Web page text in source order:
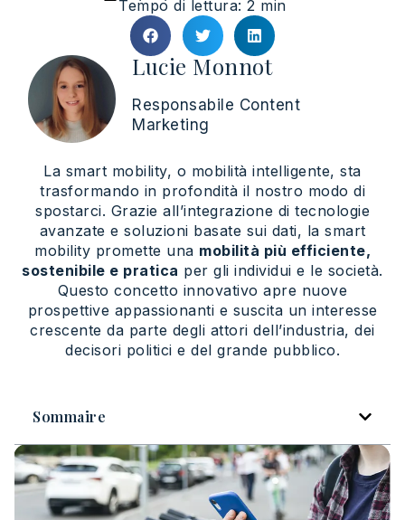
Tempo di lettura: 2 min
Lucie Monnot
Responsabile Content
Marketing
La smart mobility, o mobilità intelligente, sta
trasformando in profondità il nostro modo di
spostarci. Grazie all’integrazione di tecnologie
avanzate e soluzioni basate sui dati, la smart
mobility promette una mobilità più efficiente,
sostenibile e pratica per gli individui e le società.
Questo concetto innovativo apre nuove
prospettive appassionanti e suscita un interesse
crescente da parte degli attori dell’industria, dei
decisori politici e del grande pubblico.
Sommaire